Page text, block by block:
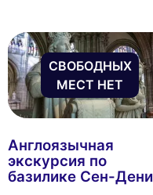
СВОБОДНЫХ
МЕСТ НЕТ
Англоязычная
экскурсия по
базилике Сен-Дени